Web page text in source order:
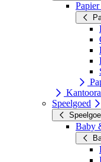
Speelgoed
Baby